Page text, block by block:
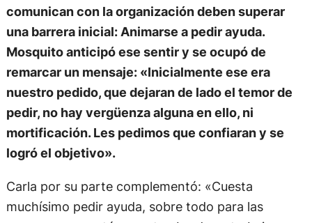
comunican con la organización deben superar
una barrera inicial: Animarse a pedir ayuda.
Mosquito anticipó ese sentir y se ocupó de
remarcar un mensaje: «Inicialmente ese era
nuestro pedido, que dejaran de lado el temor de
pedir, no hay vergüenza alguna en ello, ni
mortificación. Les pedimos que confiaran y se
logró el objetivo».
Carla por su parte complementó: «Cuesta
muchísimo pedir ayuda, sobre todo para las